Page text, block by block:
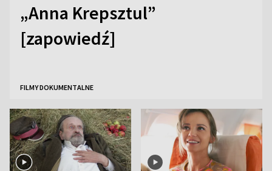
„Anna Krepsztul”
[zapowiedź]
FILMY DOKUMENTALNE